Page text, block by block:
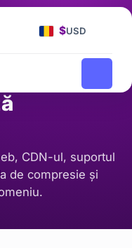
$USD
CDN-ul, suportul
de compresie și